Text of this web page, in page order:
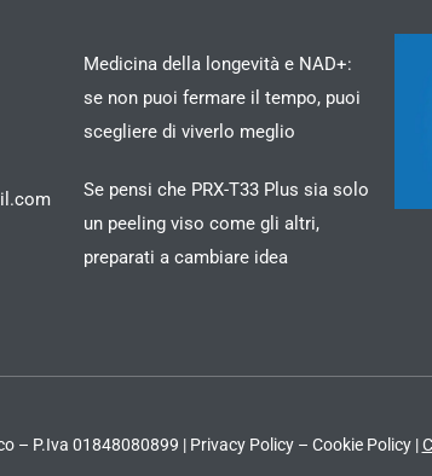
Medicina della longevità e NAD+:
se non puoi fermare il tempo, puoi
scegliere di viverlo meglio
Se pensi che PRX-T33 Plus sia solo
un peeling viso come gli altri,
preparati a cambiare idea
– P.Iva 01848080899 | Privacy Policy– Cookie Policy|